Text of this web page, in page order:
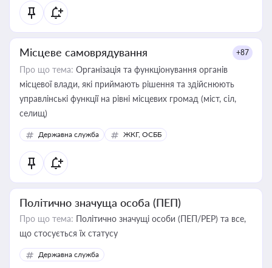
Місцеве самоврядування +87
Про що тема: Організація та функціонування органів
місцевої влади, які приймають рішення та здійснюють
управлінські функції на рівні місцевих громад (міст, сіл,
селищ)
Державна служба ЖКГ, ОСББ
Політично значуща особа (ПЕП)
Про що тема: Політично значущі особи (ПЕП/PEP) та все,
що стосується їх статусу
Державна служба